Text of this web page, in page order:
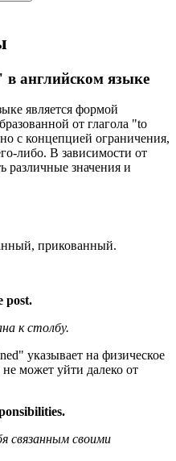
в английском языке
является формой
от глагола "to
с концепцией ограничения,
либо. В зависимости от
различные значения и
прикованный.
post.
к столбу.
указывает на физическое
не может уйти далеко от
связанным своими